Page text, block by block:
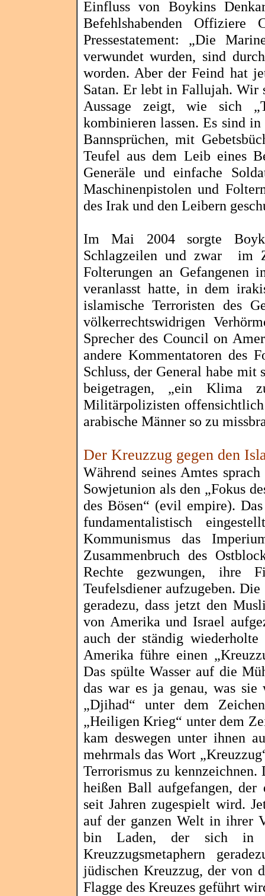
Einfluss von Boykins
Befehlshabenden Offiziere
Pressestatement: „Die
verwundet wurden, sind
worden. Aber der Feind hat
Satan. Er lebt inFallujah. Wir
Aussage zeigt, wie sich
kombinieren lassen. Es sind
Bannsprüchen, mit
Teufel aus dem Leib eines
Generäle und einfache
Maschinenpistolen und
des Irak und den Leibern
Im Mai 2004 sorgte
Schlagzeilen und zwar
im
Folterungen an
veranlasst hatte, in dem
islamische Terroristen des
völkerrechtswidrigen
Sprecher des Council on
andere Kommentatoren des
Schluss, der General habe
beigetragen, „ein Klima
Militärpolizisten offensichtlich
arabische Männer so zu
Der Kreuzzug gegen den
Während seines Amtes
Sowjetunion als den „Fokus
des Bösen“ (evil empire).
fundamentalistisch
Kommunismus das
Zusammenbruch des
Rechte gezwungen, ihre
Teufelsdiener aufzugeben.
geradezu, dass jetzt den
von Amerika und Israel
auch der ständig wiederholte
Amerika führe einen
Das spülte Wasser auf die
das war es ja genau, was
„Djihad“ unter dem
„Heiligen Krieg“ unter dem
kam deswegen unter ihnen
mehrmals das Wort
Terrorismus zu kennzeichnen.
heißen Ball aufgefangen, der
seit Jahren zugespielt wird.
auf der ganzen Welt in ihrer
bin Laden, der sich in
Kreuzzugsmetaphern
jüdischen Kreuzzug, der von
Flagge des Kreuzes geführt